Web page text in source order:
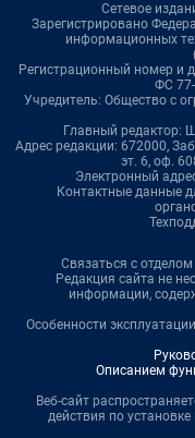
Сетевое
Зарегистрировано
информационных
Регистрационный номер и
ФС
Учредитель: Общество с
Главный редактор:
Адрес редакции: 672000,
эт. 6, оф.
Электронный
Контактные данные
Связаться с
Редакция сайта не
информации,
Особенности
Описанием
Веб-сайт
действия по